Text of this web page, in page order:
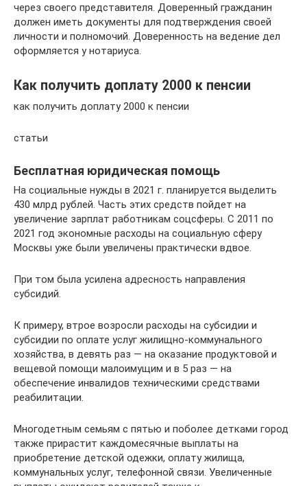
через своего представителя. Доверенный гражданин
должен иметь документы для подтверждения своей
личности и полномочий. Доверенность на ведение дел
оформляется у нотариуса.
Как получить доплату 2000 к пенсии
как получить доплату 2000 к пенсии
статьи
Бесплатная юридическая помощь
На социальные нужды в 2021 г. планируется выделить
430 млрд рублей. Часть этих средств пойдет на
увеличение зарплат работникам соцсферы. С 2011 по
2021 год экономные расходы на социальную сферу
Москвы уже были увеличены практически вдвое.
При том была усилена адресность направления
субсидий.
К примеру, втрое возросли расходы на субсидии и
субсидии по оплате услуг жилищно-коммунального
хозяйства, в девять раз — на оказание продуктовой и
вещевой помощи малоимущим и в 5 раз — на
обеспечение инвалидов техническими средствами
реабилитации.
Многодетным семьям с пятью и поболее детками город
также прирастит каждомесячные выплаты на
приобретение детской одежки, оплату жилища,
коммунальных услуг, телефонной связи. Увеличенные